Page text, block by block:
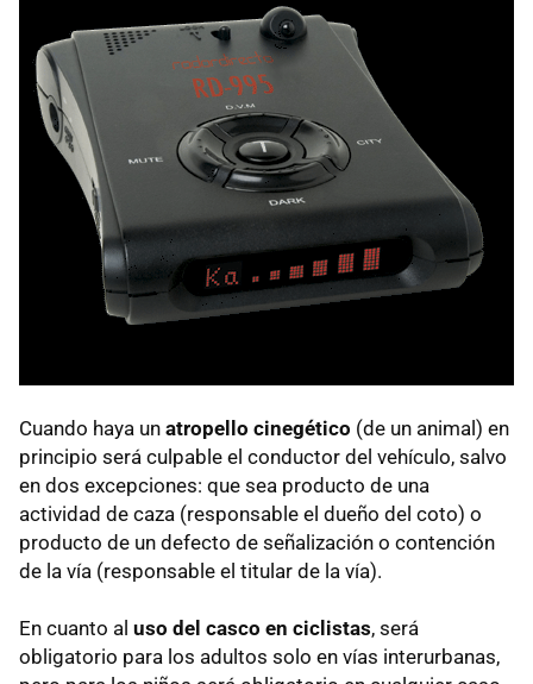
Cuando haya un atropello cinegético (de un animal) en
principio será culpable el conductor del vehículo, salvo
en dos excepciones: que sea producto de una
actividad de caza (responsable el dueño del coto) o
producto de un defecto de señalización o contención
de la vía (responsable el titular de la vía).
En cuanto al uso del casco en ciclistas, será
obligatorio para los adultos solo en vías interurbanas,